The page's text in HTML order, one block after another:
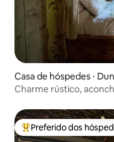
Casa de hóspedes ⋅
Charme rústico,
Entre os melhores
Preferido dos